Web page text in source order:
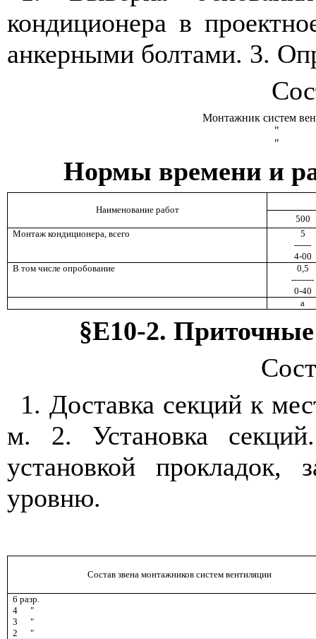
кондиционера в
анкерными болтами. 3.
Монтажник систем
"
"
Нормы времени и
Наименование работ
500
Монтаж кондиционера, всего
5
------
4-00
В том числе опробование
0,5
--------
0-40
а
§Е10-2.
1. Доставка секций к
м. 2. Установка
установкой
уровню.
Состав звена монтажников систем вентиляции
6 разр.
4
"
3
"
2
"